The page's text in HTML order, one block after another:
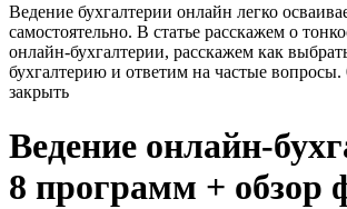
Ведение бухгалтерии онлайн легко
самостоятельно. В статье расскажем о
онлайн-бухгалтерии, расскажем как
бухгалтерию и ответим на частые вопросы.
закрыть
Ведение онлайн-
8 программ + обзор